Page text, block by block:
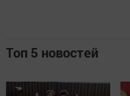
Топ 5 новостей